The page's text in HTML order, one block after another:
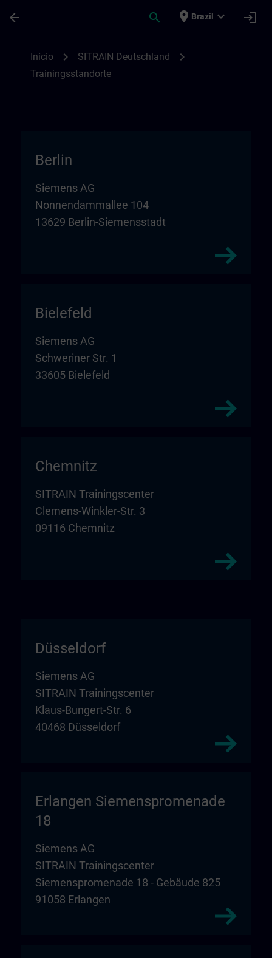
arrow_back search place Brazil expand_more login
Início chevron_right SITRAIN Deutschland chevron_right
Trainingsstandorte
Berlin
Siemens AG
Nonnendammallee 104
13629 Berlin-Siemensstadt
Bielefeld
Siemens AG
Schweriner Str. 1
33605 Bielefeld
Chemnitz
SITRAIN Trainingscenter
Clemens-Winkler-Str. 3
09116 Chemnitz
Düsseldorf
Siemens AG
SITRAIN Trainingscenter
Klaus-Bungert-Str. 6
40468 Düsseldorf
Erlangen Siemenspromenade
18
Siemens AG
SITRAIN Trainingscenter
Siemenspromenade 18 - Gebäude 825
91058 Erlangen